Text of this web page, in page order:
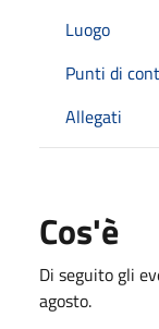
Luogo
Punti di
Allegati
Cos'è
Di seguito gli
agosto.